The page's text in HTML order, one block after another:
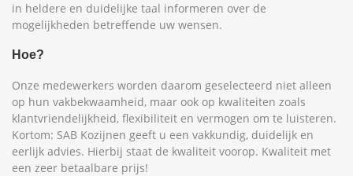
in heldere en duidelijke taal informeren over de
mogelijkheden betreffende uw wensen.
Hoe?
Onze medewerkers worden daarom geselecteerd niet alleen
op hun vakbekwaamheid, maar ook op kwaliteiten zoals
klantvriendelijkheid, flexibiliteit en vermogen om te luisteren.
Kortom: SAB Kozijnen geeft u een vakkundig, duidelijk en
eerlijk advies. Hierbij staat de kwaliteit voorop. Kwaliteit met
een zeer betaalbare prijs!